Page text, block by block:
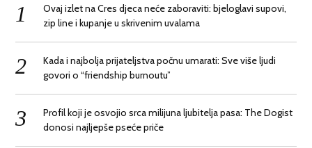
Ovaj izlet na Cres djeca neće zaboraviti: bjeloglavi supovi,
zip line i kupanje u skrivenim uvalama
Kada i najbolja prijateljstva počnu umarati: Sve više ljudi
govori o “friendship burnoutu”
Profil koji je osvojio srca milijuna ljubitelja pasa: The Dogist
donosi najljepše pseće priče